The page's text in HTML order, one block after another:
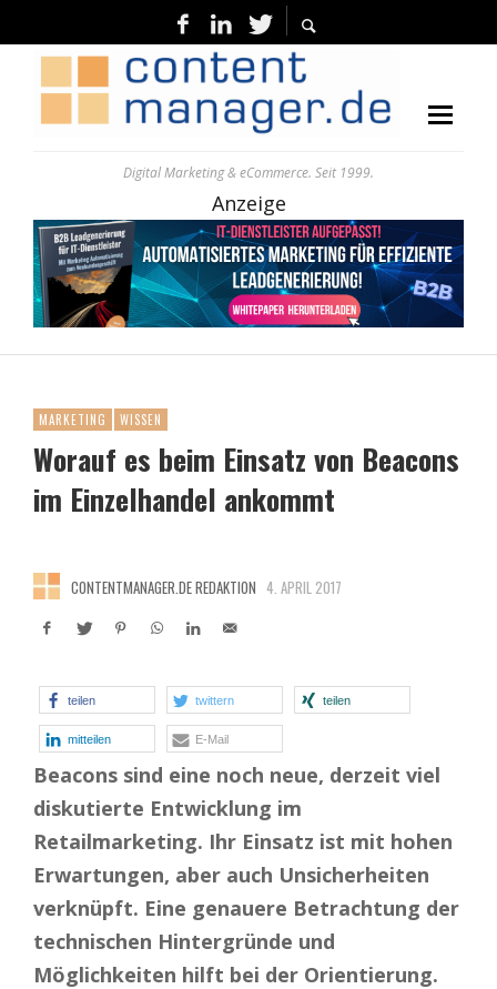
Digital Marketing & eCommerce. Seit 1999.
Anzeige
MARKETING WISSEN
Worauf es beim Einsatz von Beacons
im Einzelhandel ankommt
CONTENTMANAGER.DE REDAKTION 4. APRIL 2017
teilen twittern teilen
mitteilen E-Mail
Beacons sind eine noch neue, derzeit viel
diskutierte Entwicklung im
Retailmarketing. Ihr Einsatz ist mit hohen
Erwartungen, aber auch Unsicherheiten
verknüpft. Eine genauere Betrachtung der
technischen Hintergründe und
Möglichkeiten hilft bei der Orientierung.